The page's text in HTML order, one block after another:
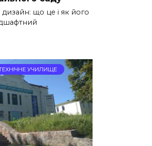
що це і як його
УЧИЛИЩЕ